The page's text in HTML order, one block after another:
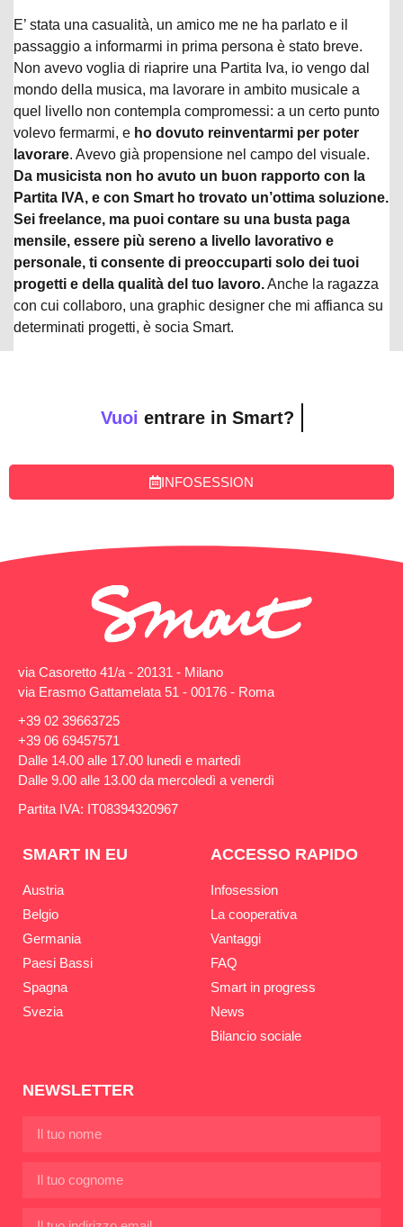
E’ stata una casualità, un amico me ne ha parlato e il
passaggio a informarmi in prima persona è stato breve.
Non avevo voglia di riaprire una Partita Iva, io vengo dal
mondo della musica, ma lavorare in ambito musicale a
quel livello non contempla compromessi: a un certo punto
volevo fermarmi, e ho dovuto reinventarmi per poter
lavorare. Avevo già propensione nel campo del visuale.
Da musicista non ho avuto un buon rapporto con la
Partita IVA, e con Smart ho trovato un’ottima soluzione.
Sei freelance, ma puoi contare su una busta paga
mensile, essere più sereno a livello lavorativo e
personale, ti consente di preoccuparti solo dei tuoi
progetti e della qualità del tuo lavoro.Anche la ragazza
con cui collaboro, una graphic designer che mi affianca su
determinati progetti, è socia Smart.
Vuoi entrare in Smart?
INFOSESSION
via Casoretto 41/a - 20131 - Milano
via Erasmo Gattamelata 51 - 00176 - Roma
+39 02 39663725
+39 06 69457571
Dalle 14.00 alle 17.00 lunedì e martedì
Dalle 9.00 alle 13.00 da mercoledì a venerdì
Partita IVA: IT08394320967
SMART IN EU
Austria
Belgio
Germania
Paesi Bassi
Spagna
Svezia
ACCESSO RAPIDO
Infosession
La cooperativa
Vantaggi
FAQ
Smart in progress
News
Bilancio sociale
NEWSLETTER